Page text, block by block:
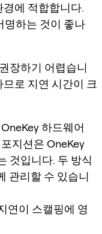
에 적합합니다.
명하는 것이 좋나
장하기 어렵습니
로 지연 시간이 크
하드웨어
지션은 OneKey
것입니다. 두 방식
관리할 수 있습니
연이 스캘핑에 영